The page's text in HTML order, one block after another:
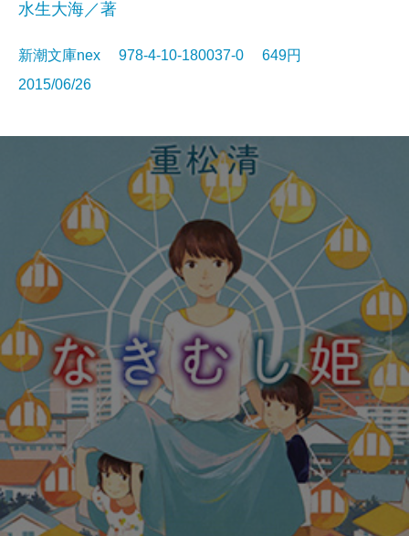
水生大海／著
新潮文庫nex 978-4-10-180037-0 649円
2015/06/26